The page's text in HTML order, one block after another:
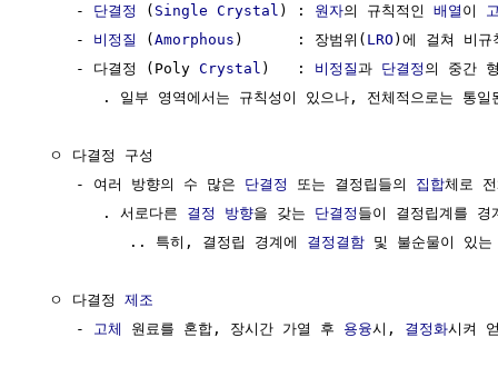
     -
단결정 ( Single Crystal ) : 원자의 규칙적인 배열 이
     -
비정질 (Amorphous )      : 장범위( LRO )에 걸쳐 비
     - 다결정 (Poly
Crystal )   : 비정질과 단결정 의 중간
. 일부 영역에서는 규칙성이 있으나, 전체적으로는 통
  ㅇ 다결정 구성
     - 여러 방향의 수 많은
단결정 또는 결정립들의 집합체로
        . 서로다른
결정 방향을 갖는 단결정 들이 결정립계를 경
           .. 특히, 결정립 경계에
결정결함 및 불순물이 있
  ㅇ 다결정
제조
     -
고체 원료를 혼합, 장시간 가열 후 용융시, 결정화시켜